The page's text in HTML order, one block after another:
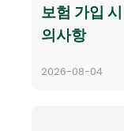
보험 가입
의사항
2026-08-04